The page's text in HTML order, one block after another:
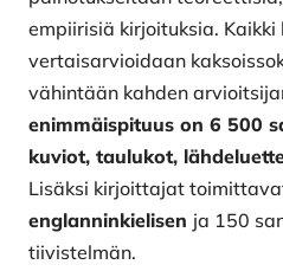
empiirisiä kirjoituksia.
vertaisarvioidaan
vähintään kahden
enimmäispituus on 6 500
kuviot, taulukot,
Lisäksi kirjoittajat
englanninkielisen ja 150
tiivistelmän.